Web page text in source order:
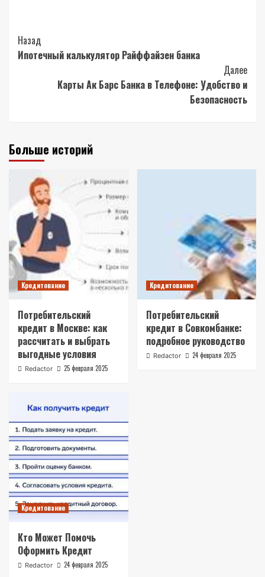
Post
Navigation
Назад
Ипотечный калькулятор Райффайзен банка
Далее
Карты Ак Барс Банка в Телефоне: Удобство и
Безопасность
Больше историй
Кредитование
Потребительский
кредит в Москве: как
рассчитать и выбрать
выгодные условия
Redactor 25 февраля 2025
Кредитование
Потребительский
кредит в Совкомбанке:
подробное руководство
Redactor 24 февраля 2025
Кредитование
Кто Может Помочь
Оформить Кредит
Redactor 24 февраля 2025